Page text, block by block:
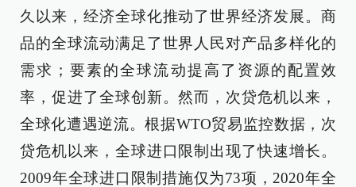
久以来，经济全球化推动了世界经济发展。商
品的全球流动满足了世界人民对产品多样化的
需求；要素的全球流动提高了资源的配置效
率，促进了全球创新。然而，次贷危机以来，
全球化遭遇逆流。根据WTO贸易监控数据，次
贷危机以来，全球进口限制出现了快速增长。
2009年全球进口限制措施仅为73项，2020年全